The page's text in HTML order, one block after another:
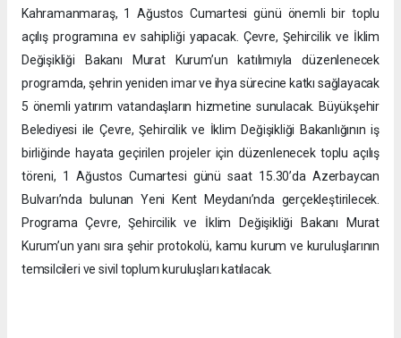
Kahramanmaraş, 1 Ağustos Cumartesi günü önemli bir toplu
açılış programına ev sahipliği yapacak. Çevre, Şehircilik ve İklim
Değişikliği Bakanı Murat Kurum’un katılımıyla düzenlenecek
programda, şehrin yeniden imar ve ihya sürecine katkı sağlayacak
5 önemli yatırım vatandaşların hizmetine sunulacak. Büyükşehir
Belediyesi ile Çevre, Şehircilik ve İklim Değişikliği Bakanlığının iş
birliğinde hayata geçirilen projeler için düzenlenecek toplu açılış
töreni, 1 Ağustos Cumartesi günü saat 15.30’da Azerbaycan
Bulvarı’nda bulunan Yeni Kent Meydanı’nda gerçekleştirilecek.
Programa Çevre, Şehircilik ve İklim Değişikliği Bakanı Murat
Kurum’un yanı sıra şehir protokolü, kamu kurum ve kuruluşlarının
temsilcileri ve sivil toplum kuruluşları katılacak.